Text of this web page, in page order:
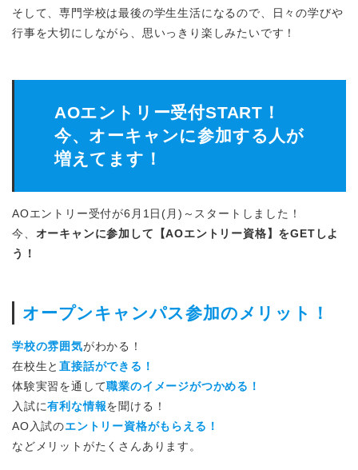
そして、専門学校は最後の学生生活になるので、日々の学びや
行事を大切にしながら、思いっきり楽しみたいです！
AOエントリー受付START！
今、オーキャンに参加する人が
増えてます！
AOエントリー受付が6月1日(月)～スタートしました！
今、 オーキャンに参加して【AOエントリー資格】をGETしよ
う！
オープンキャンパス参加のメリット！
学校の雰囲気がわかる！
在校生と直接話ができる！
体験実習を通して職業のイメージがつかめる！
入試に有利な情報を聞ける！
AO入試のエントリー資格がもらえる！
などメリットがたくさんあります。